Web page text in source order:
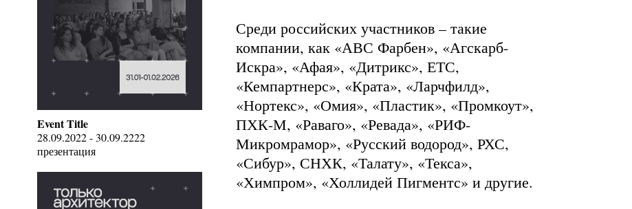
Среди российских участников – такие
компании, как «АВС Фарбен», «Агскарб-
Искра», «Афая», «Дитрикс», ЕТС,
«Кемпартнерс», «Крата», «Ларчфилд»,
«Нортекс», «Омия», «Пластик», «Промкоут»,
ПХК-М, «Раваго», «Ревада», «РИФ-
Микромрамор», «Русский водород», РХС,
«Сибур», СНХК, «Талату», «Текса»,
«Химпром», «Холлидей Пигментс» и другие.
Event Title
28.09.2022 - 30.09.2222
презентация